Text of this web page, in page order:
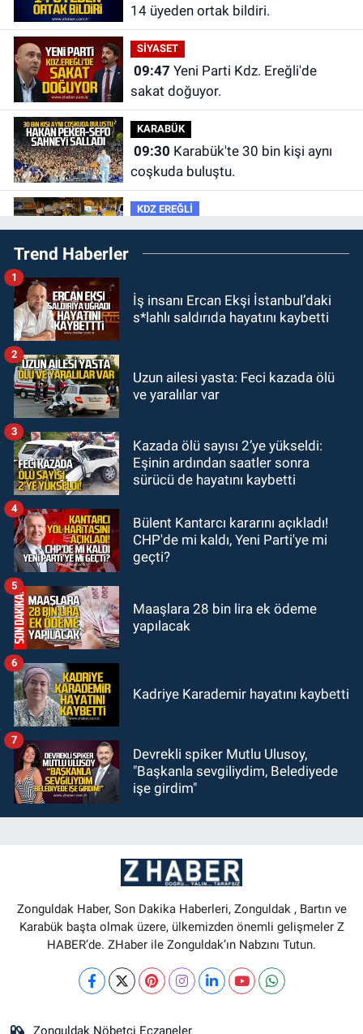
14 üyeden ortak bildiri.
SİYASET
09:47
sakat doğuyor.
KARABÜK
09:30
coşkuda buluştu.
KDZ EREĞLİ
09:24Zonguldak'ta gece- gündüz
ekiplerden dron destekli denetim.
23:55Devrek Belediyespor, (PGL)
sürecini resmi olarak tamamladı
GÜNDEM
23:19 İstanbul Park satışta!
23:05Kozlu Belediyespor'dan
3.Lig'e transfer oldu
Trend Haberler
İş insanı Ercan Ekşi İstanbul’daki
s*lahlı saldırıda hayatını kaybetti
1
Uzun ailesi yasta: Feci kazada ölü
ve yaralılar var
2
Kazada ölü sayısı 2’ye yükseldi:
Eşinin ardından saatler sonra
sürücü de hayatını kaybetti
3
Bülent Kantarcı kararını açıkladı!
CHP'de mi kaldı, Yeni Parti'ye mi
geçti?
4
Maaşlara 28 bin lira ek ödeme
yapılacak
5
Kadriye Karademir hayatını kaybetti
6
Devrekli spiker Mutlu Ulusoy,
"Başkanla sevgiliydim, Belediyede
işe girdim"
7
Zonguldak Haber, Son Dakika Haberleri, Zonguldak , Bartın ve
Karabük başta olmak üzere, ülkemizden önemli gelişmeler Z
HABER’de. ZHaber ile Zonguldak’ın Nabzını Tutun.
Zonguldak Nöbetçi Eczaneler